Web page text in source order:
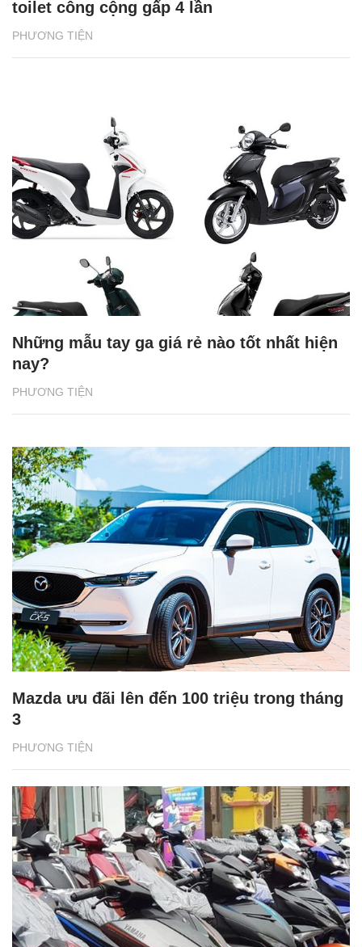
PHƯƠNG TIỆN
toilet công cộng gấp 4 lần
PHƯƠNG TIỆN
Những mẫu tay ga giá rẻ nào tốt nhất hiện
nay?
PHƯƠNG TIỆN
Mazda ưu đãi lên đến 100 triệu trong tháng
3